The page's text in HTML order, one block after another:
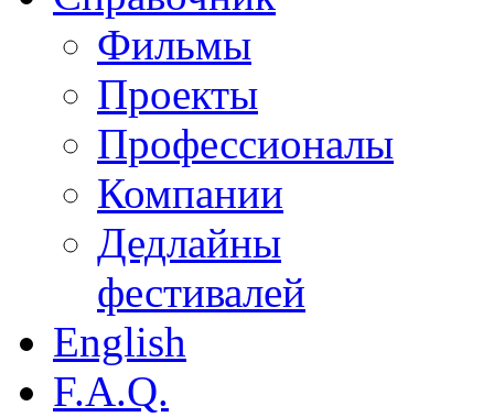
Фильмы
Проекты
Профессионалы
Компании
Дедлайны
фестивалей
English
F.A.Q.